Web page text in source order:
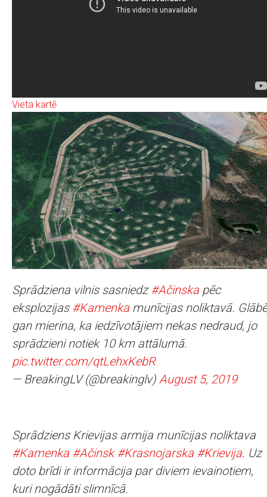
Vieta kartē
Sprādziena vilnis sasniedz #Ačinska pēc
eksplozijas #Kamenka munīcijas noliktavā.
gan mierina, ka iedzīvotājiem nekas nedraud, jo
sprādzieni notiek 10 km attālumā.
pic.twitter.com/qtLehxKebR
— BreakingLV (@breakinglv) August 5, 2019
Sprādziens Krievijas armija munīcijas noliktava
#Kamenka #Ačinsk #Krasnojarska #Krievija. Uz
doto brīdi ir informācija par diviem ievainotiem,
kuri nogādāti slimnīcā.